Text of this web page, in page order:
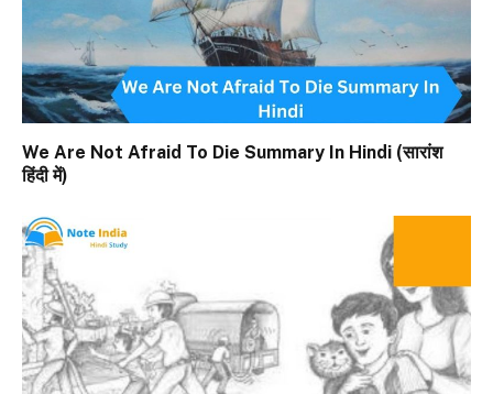
We Are Not Afraid To Die Summary In Hindi (सारांश
हिंदी में)